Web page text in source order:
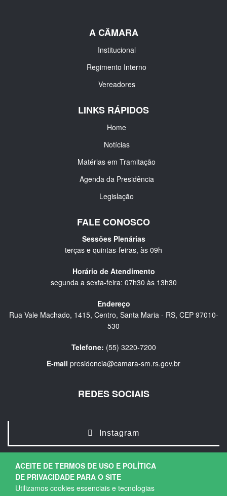
ACEITE DE TERMOS DE USO E POLÍTICA
DE PRIVACIDADE PARA O SITE
Utilizamos cookies essenciais e tecnologias
A CÂMARA
Institucional
Regimento Interno
Vereadores
LINKS RÁPIDOS
Home
Notícias
Matérias em Tramitação
Agenda da Presidência
Legislação
FALE CONOSCO
Sessões Plenárias
terças e quintas-feiras, às 09h
Horário de Atendimento
segunda a sexta-feira: 07h30 às 13h30
Endereço
Rua Vale Machado, 1415, Centro, Santa Maria - RS, CEP 97010-
530
Telefone: (55) 3220-7200
E-mail presidencia@camara-sm.rs.gov.br
REDES SOCIAIS
Instagram